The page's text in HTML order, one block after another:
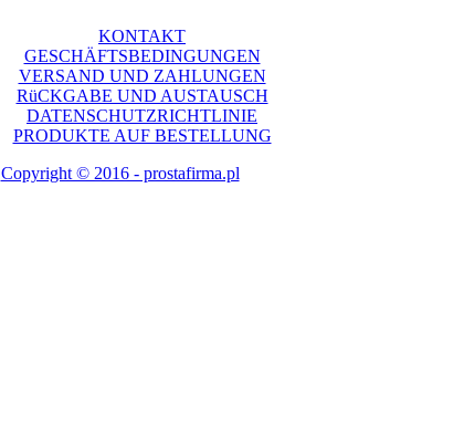
KONTAKT
GESCHÄFTSBEDINGUNGEN
VERSAND UND ZAHLUNGEN
RüCKGABE UND AUSTAUSCH
DATENSCHUTZRICHTLINIE
PRODUKTE AUF BESTELLUNG
Copyright © 2016 - prostafirma.pl